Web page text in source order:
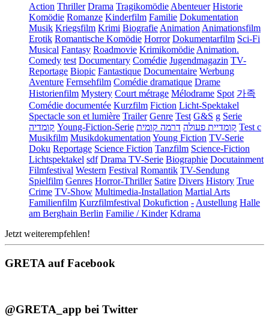
Action Thriller Drama Tragikomödie Abenteuer Historie
Komödie Romanze Kinderfilm Familie Dokumentation
Musik Kriegsfilm Krimi Biografie Animation Animationsfilm
Erotik Romantische Komödie Horror Dokumentarfilm Sci-Fi
Musical Fantasy Roadmovie Krimikomödie Animation.
Comedy test Documentary Comédie Jugendmagazin TV-
Reportage Biopic Fantastique Documentaire Werbung
Aventure Fernsehfilm Comédie dramatique Drame
Historienfilm Mystery Court métrage Mélodrame Spot 가족
Comédie documentée Kurzfilm Fiction Licht-Spektakel
Spectacle son et lumière Trailer Genre Test G&S g Serie
קומדיה Young-Fiction-Serie קומדיית פעולה דרמה קומית
Test c
Musikfilm Musikdokumentation Young Fiction TV-Serie
Doku Reportage Science Fiction Tanzfilm Science-Fiction
Lichtspektakel sdf Drama TV-Serie Biographie Docutainment
Filmfestival Western Festival Romantik TV-Sendung
Spielfilm Genres Horror-Thriller Satire Divers History True
Crime TV-Show Multimedia-Installation Martial Arts
Familienfilm Kurzfilmfestival Dokufiction - Austellung Halle
am Berghain Berlin Familie / Kinder Kdrama
Jetzt weiterempfehlen!
GRETA auf Facebook
@GRETA_app bei Twitter